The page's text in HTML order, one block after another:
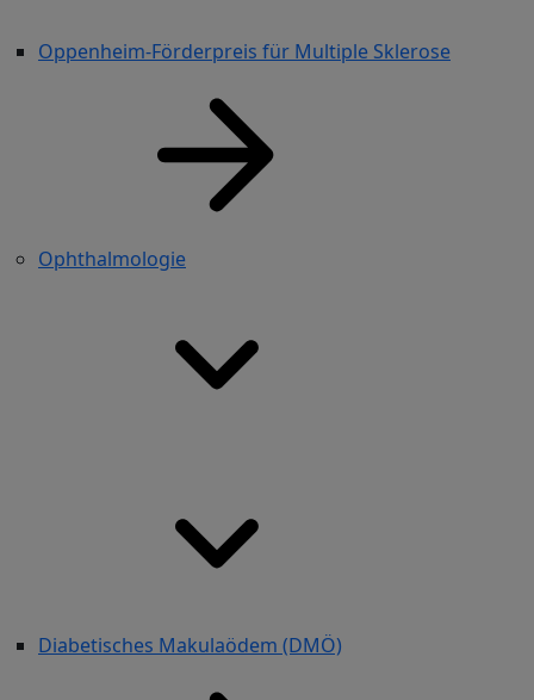
Oppenheim-Förderpreis für Multiple Sklerose
Ophthalmologie
Diabetisches Makulaödem (DMÖ)